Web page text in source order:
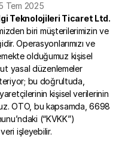
Tem 2025
Teknolojileri Ticaret Ltd.
biri müşterilerimizin ve
Operasyonlarımızı ve
olduğumuz kişisel
yasal düzenlemeler
bu doğrultuda,
kişisel verilerinin
OTO, bu kapsamda, 6698
(“KVKK”)
işleyebilir.